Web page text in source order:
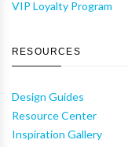
VIP Loyalty Program
RESOURCES
Design Guides
Resource Center
Inspiration Gallery